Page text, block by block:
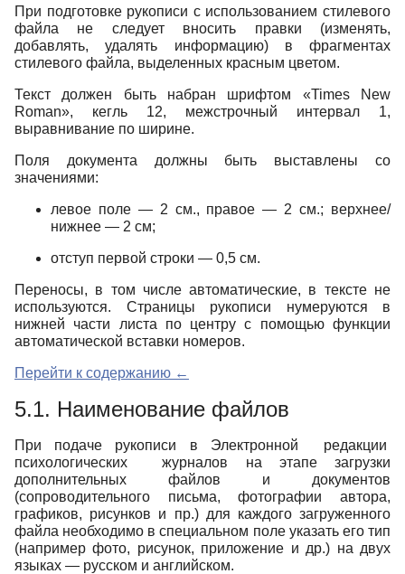
При подготовке рукописи с использованием стилевого
файла не следует вносить правки (изменять,
добавлять, удалять информацию) в фрагментах
стилевого файла, выделенных красным цветом.
Текст должен быть набран шрифтом «Times New
Roman», кегль 12, межстрочный интервал 1,
выравнивание по ширине.
Поля документа должны быть выставлены со
значениями:
левое поле — 2 см., правое — 2 см.; верхнее/
нижнее — 2 см;
отступ первой строки — 0,5 см.
Переносы, в том числе автоматические, в тексте не
используются. Страницы рукописи нумеруются в
нижней части листа по центру с помощью функции
автоматической вставки номеров.
Перейти к содержанию ←
5.1. Наименование файлов
При подаче рукописи в Электронной редакции
психологических журналов на этапе загрузки
дополнительных файлов и документов
(сопроводительного письма, фотографии автора,
графиков, рисунков и пр.) для каждого загруженного
файла необходимо в специальном поле указать его тип
(например фото, рисунок, приложение и др.) на двух
языках — русском и английском.